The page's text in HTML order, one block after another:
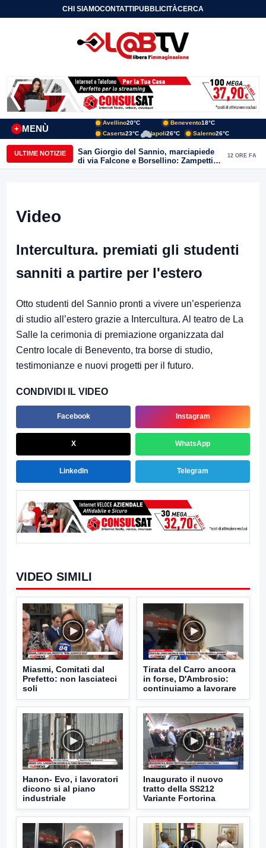
CHI SIAMOCONTATTIPUBBLICITÀCERCA
MENÙ
+
Avellino20°C Benevento18°C
Caserta23°C Napoli26°C Salerno26°C
ULTIME NOTIZIE
San Giorgio del Sannio, marciapiede
di via Falcone e Borsellino: Zampetti e
Lombardi replicano alle polemiche
12 ORE FA
Video
Intercultura. premiati gli studenti
sanniti a partire per l'estero
Otto studenti del Sannio pronti a vivere un’esperienza
di studio all’estero grazie a Intercultura. Al teatro de La
Salle la cerimonia di premiazione organizzata dal
Centro locale di Benevento, tra borse di studio,
testimonianze e nuovi progetti per il futuro.
CONDIVIDI IL VIDEO
Facebook Instagram
X WhatsApp
LinkedIn Telegram
VIDEO SIMILI
Miasmi, Comitati dal
Prefetto: non lasciateci
soli
Tirata del Carro ancora
in forse, D'Ambrosio:
continuiamo a lavorare
Hanon- Evo, i lavoratori
dicono si al piano
industriale
Inaugurato il nuovo
tratto della SS212
Variante Fortorina